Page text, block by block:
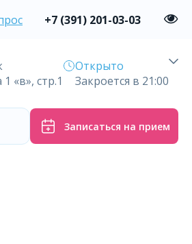
+7 (391) 201-03-03
«в», стр.1
Открыто
Закроется в 21:00
Записаться на прием